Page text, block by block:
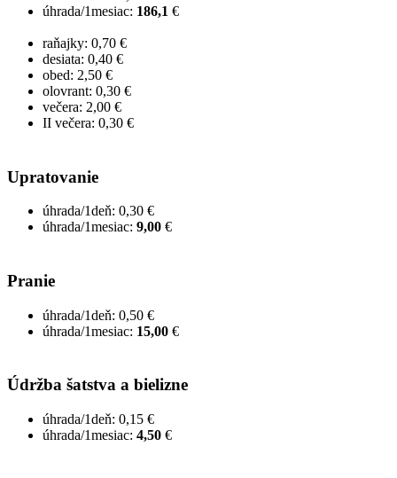
úhrada/1mesiac: 186,1 €
raňajky: 0,70 €
desiata: 0,40 €
obed: 2,50 €
olovrant: 0,30 €
večera: 2,00 €
II večera: 0,30 €
Upratovanie
úhrada/1deň: 0,30 €
úhrada/1mesiac: 9,00 €
Pranie
úhrada/1deň: 0,50 €
úhrada/1mesiac: 15,00 €
Údržba šatstva a bielizne
úhrada/1deň: 0,15 €
úhrada/1mesiac: 4,50 €